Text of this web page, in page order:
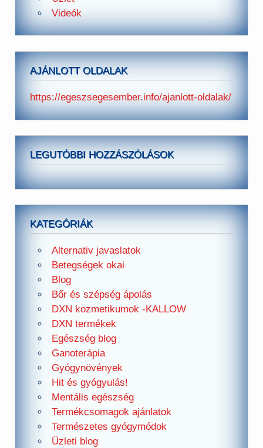
Videók
AJÁNLOTT OLDALAK
https://egeszsegesember.info/ajanlott-oldalak/
LEGUTÓBBI HOZZÁSZÓLÁSOK
KATEGÓRIÁK
Alternativ javaslatok
Betegségek okai
Blog
Bőr és szépség ápolás
DXN kozmetikumok -KALLOW
DXN termékek
Egészség blog
Ganoterápia
Gyógynövények
Hit és gyógyulás!
Mentális egészség
Termékcsomagok ajánlatok
Természetes gyógymódok
Üzleti blog